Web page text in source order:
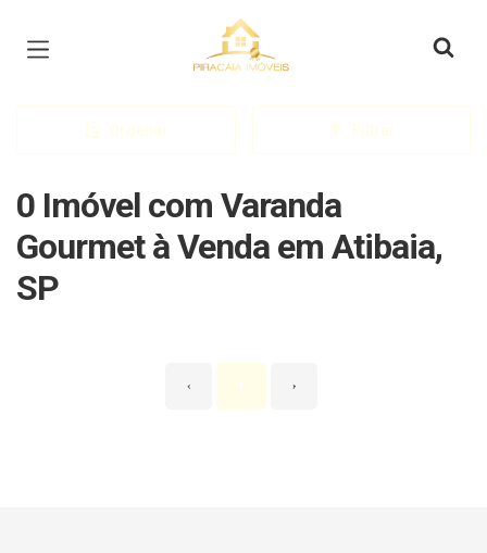
Página inicial
Ordenar Filtrar
0 Imóvel com Varanda
Gourmet à Venda em Atibaia,
SP
‹ 1 ›